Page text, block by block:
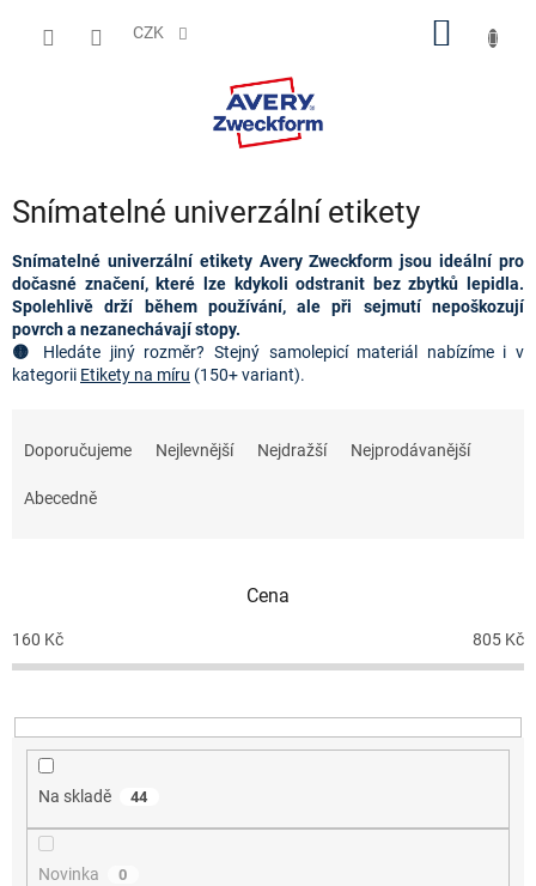
CZK
Snímatelné univerzální etikety
Snímatelné univerzální etikety Avery Zweckform jsou ideální pro
dočasné značení, které lze kdykoli odstranit bez zbytků lepidla.
Spolehlivě drží během používání, ale při sejmutí nepoškozují
povrch a nezanechávají stopy.
🟡 Hledáte jiný rozměr?Stejný samolepicí materiál nabízíme i v
kategorii Etikety na míru (150+ variant).
o
d
k
t
Doporučujeme Nejlevnější Nejdražší Nejprodávanější
Abecedně
Cena
160 Kč 805 Kč
Na skladě 44
Novinka 0